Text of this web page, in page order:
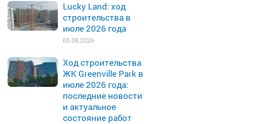
Lucky Land: ход
строительства в
июле 2026 года
05.08.2026
Ход строительства
ЖК Greenville Park в
июле 2026 года:
последние новости
и актуальное
состояние работ